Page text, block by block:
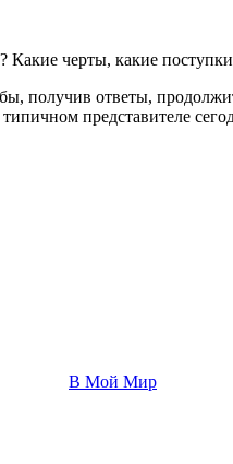
черты, какие
получив ответы,
представителе
В Мой Мир